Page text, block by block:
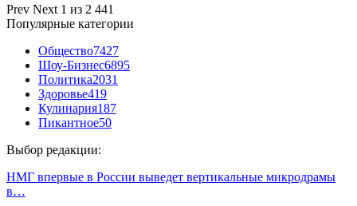
Prev Next 1 из 2 441
Популярные категории
Общество7427
Шоу-Бизнес6895
Политика2031
Здоровье419
Кулинария187
Пикантное50
Выбор редакции:
НМГ впервые в России выведет вертикальные микродрамы
в…